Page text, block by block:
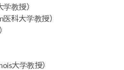
教授）
医科大学教授）
大学教授）